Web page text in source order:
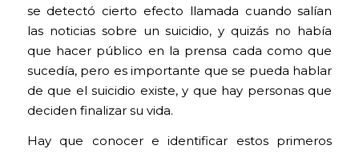
se detectó cierto efecto llamada cuando salían
las noticias sobre un suicidio, y quizás no había
que hacer público en la prensa cada como que
sucedía, pero es importante que se pueda hablar
de que el suicidio existe, y que hay personas que
deciden finalizar su vida.
Hay que conocer e identificar estos primeros